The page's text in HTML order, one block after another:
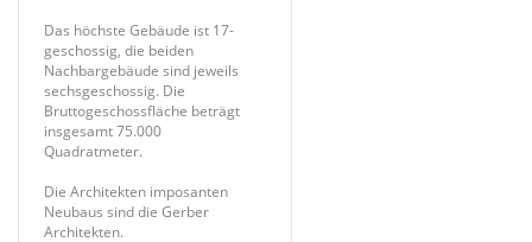
Das höchste Gebäude ist 17-
geschossig, die beiden
Nachbargebäude sind jeweils
sechsgeschossig. Die
Bruttogeschossfläche beträgt
insgesamt 75.000
Quadratmeter.
Die Architekten imposanten
Neubaus sind die Gerber
Architekten.